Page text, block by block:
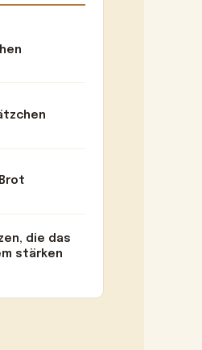
die das
stärken